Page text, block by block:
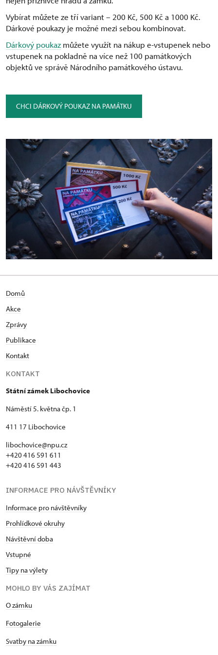
Vybírat můžete ze tří variant –⁠ 200 Kč, 500 Kč a 1000 Kč.
Dárkové poukazy je možné mezi sebou kombinovat.
Dárkový poukaz můžete využít na nákup e-vstupenek nebo
vstupenek na pokladně na více než 100 památkových
objektů ve správě Národního památkového ústavu.
CHCI DÁRKOVÝ POUKAZ NA PAMÁTKU
Domů
Akce
Zprávy
Publikace
Kontakt
KONTAKT
Státní zámek Libochovice
Náměstí 5. května čp. 1
411 17 Libochovice
libochovice@npu.cz
+420 416 591 611
+420 416 591 443
INFORMACE PRO NÁVŠTĚVNÍKY
Informace pro návštěvníky
Prohlídkové okruhy
Návštěvní doba
Vstupné
Tipy na výlety
MOHLO BY VÁS ZAJÍMAT
O zámku
Fotogalerie
Svatby na zámku